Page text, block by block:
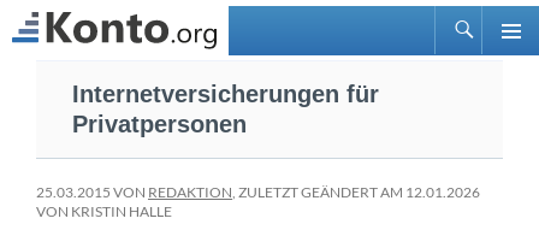
Suchen
Internetversicherungen für
Privatpersonen
25.03.2015 VON REDAKTION, ZULETZT GEÄNDERT AM 12.01.2026
VON KRISTIN HALLE